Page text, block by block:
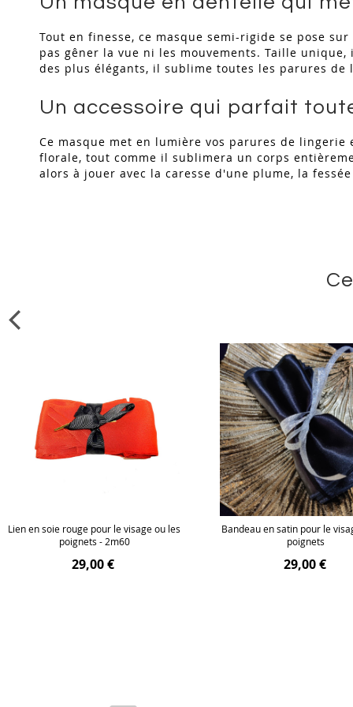
Tout en finesse, ce masque semi-rigide se pose
pas gêner la vue ni les mouvements. Taille
des plus élégants, il sublime toutes les parures de
Un accessoire qui parfait
Ce masque met en lumière vos parures de
florale, tout comme il sublimera un corps
alors à jouer avec la caresse d'une plume, la
Lien en soie rouge pour le visage ou les
poignets - 2m60
29,00 €
Bandeau en satin pour le
poignets
29,00 €